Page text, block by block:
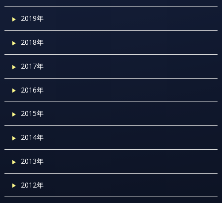
2019年
2018年
2017年
2016年
2015年
2014年
2013年
2012年